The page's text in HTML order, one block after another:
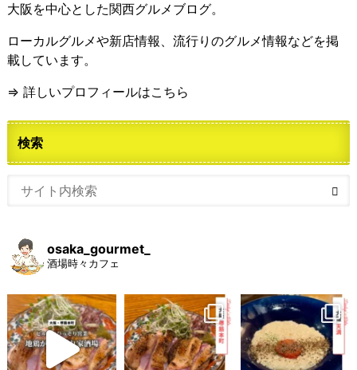
大阪を中心とした関西グルメブログ。
ローカルグルメや新店情報、流行りのグルメ情報などを掲
載しています。
⇒ 詳しいプロフィールはこちら
検索
osaka_gourmet_
酒場時々カフェ